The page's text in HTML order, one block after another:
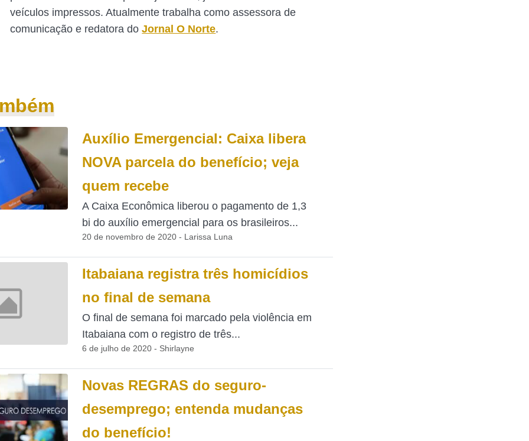
veículos impressos. Atualmente trabalha como assessora de
comunicação e redatora doJornal O Norte.
Auxílio Emergencial: Caixa libera
NOVA parcela do benefício; veja
quem recebe
A Caixa Econômica liberou o pagamento de 1,3
bi do auxílio emergencial para os brasileiros...
20 de novembro de 2020 - Larissa Luna
Itabaiana registra três homicídios
no final de semana
O final de semana foi marcado pela violência em
Itabaiana com o registro de três...
6 de julho de 2020 - Shirlayne
Novas REGRAS do seguro-
desemprego; entenda mudanças
do benefício!